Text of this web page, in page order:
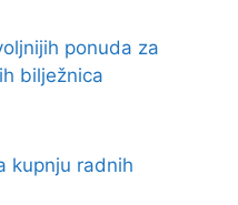
ponuda za
bilježnica
kupnju radnih